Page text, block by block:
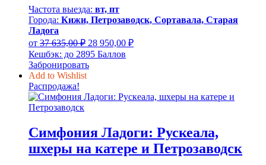
Частота выезда: вт, пт
Города: Кижи, Петрозаводск, Сортавала, Старая
Ладога
от 37 635,00₽ Первоначальная
цена
составляла
37
28 950,00 ₽Текущая
Кешбэк: до 2895 Баллов
Забронировать
Add to Wishlist
Распродажа!
Симфония Ладоги: Рускеала,
шхеры на катере и Петрозаводск